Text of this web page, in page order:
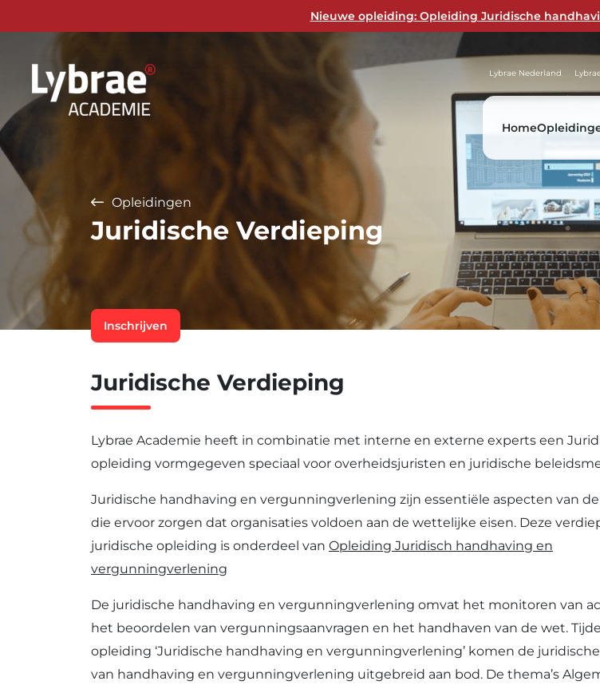
Nieuwe opleiding: Opleiding Juridische
Lybrae Nederland
Home
Opleidingen
Juridische Verdieping
Inschrijven
Juridische Verdieping
Lybrae Academie heeft in combinatie met interne en externe experts een
opleiding vormgegeven speciaal voor overheidsjuristen en juridische
Juridische handhaving en vergunningverlening zijn essentiële aspecten van
die ervoor zorgen dat organisaties voldoen aan de wettelijke eisen. Deze
juridische opleiding is onderdeel van Opleiding Juridisch handhaving en
vergunningverlening
De juridische handhaving en vergunningverlening omvat het monitoren van
het beoordelen van vergunningsaanvragen en het handhaven van de wet.
opleiding ‘Juridische handhaving en vergunningverlening’ komen de
van handhaving en vergunningverlening uitgebreid aan bod. De thema’s